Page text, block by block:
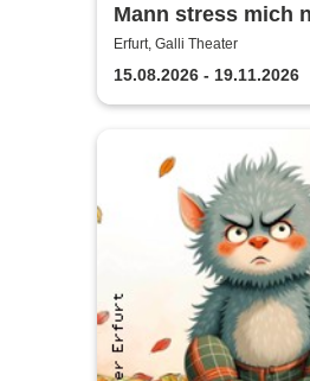
Mann stress mich
Theater
Erfurt, Galli Theater
15.08.2026 - 19.11.2026